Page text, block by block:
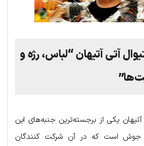
آتی آتیهان “لباس، رژه و
یکی از برجسته‌ترین جنبه‌های این
است که در آن شرکت کنندگان